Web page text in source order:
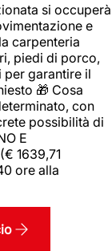
si occuperà
e
carpenteria
piedi di porco,
garantire il
🎁 Cosa
con
possibilità di
E
1639,71
ore alla